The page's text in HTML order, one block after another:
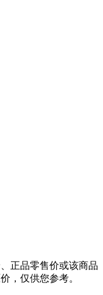
正品零售价或该商品
，仅供您参考。